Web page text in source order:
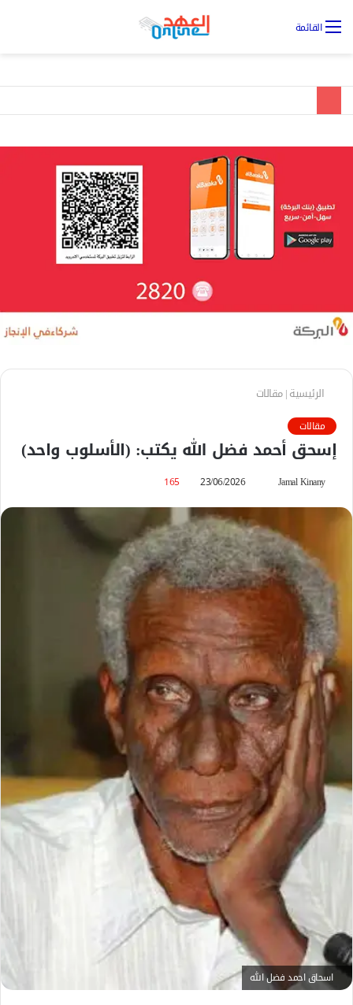
القائمة
الرئيسية|مقالات
مقالات
إسحق أحمد فضل الله يكتب: (الأسلوب واحد)
Jamal Kinany
س
ل
ب
ر
د
ا
إ
ل
ك
ت
ر
و
ن
ي
ا
23/06/2026
165
اسحاق احمد فضل الله